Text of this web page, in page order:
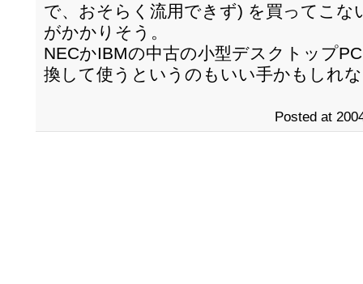
で、おそらく流用できず) を買ってこ
がかかりそう。
NECかIBMの中古の小型デスクトップ
換して使うというのもいい手かもしれ
Posted at